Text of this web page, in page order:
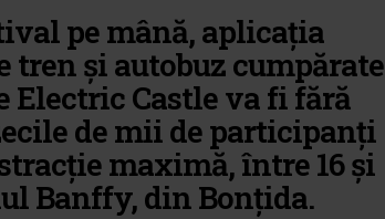
pe mână, aplicația
tren și autobuz cumpărate
Electric Castle va fi fără
de mii de participanți
maximă, între 16 și
Banffy, din Bonțida.